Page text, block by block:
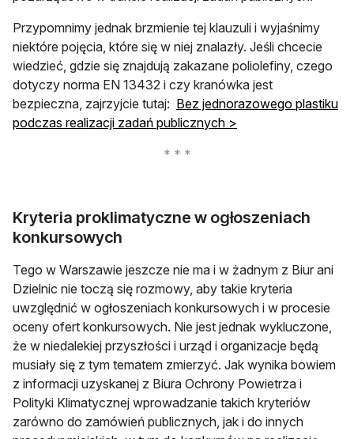
Przypomnimy jednak brzmienie tej klauzuli i wyjaśnimy
niektóre pojęcia, które się w niej znalazły. Jeśli chcecie
wiedzieć, gdzie się znajdują zakazane poliolefiny, czego
dotyczy norma EN 13432 i czy kranówka jest
bezpieczna, zajrzyjcie tutaj: Bez jednorazowego plastiku
podczas realizacji zadań publicznych >
Kryteria proklimatyczne w ogłoszeniach
konkursowych
Tego w Warszawie jeszcze nie ma i w żadnym z Biur ani
Dzielnic nie toczą się rozmowy, aby takie kryteria
uwzględnić w ogłoszeniach konkursowych i w procesie
oceny ofert konkursowych. Nie jest jednak wykluczone,
że w niedalekiej przyszłości i urząd i organizacje będą
musiały się z tym tematem zmierzyć. Jak wynika bowiem
z informacji uzyskanej z Biura Ochrony Powietrza i
Polityki Klimatycznej wprowadzanie takich kryteriów
zarówno do zamówień publicznych, jak i do innych